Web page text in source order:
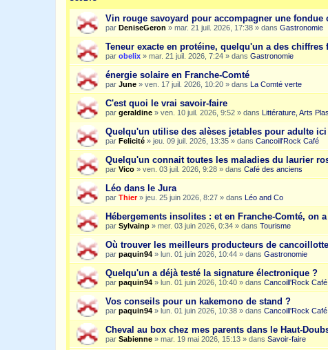
Vin rouge savoyard pour accompagner une fondue
par DeniseGeron » mar. 21 juil. 2026, 17:38 » dans Gastronomie
Teneur exacte en protéine, quelqu'un a des chiffres
par obelix » mar. 21 juil. 2026, 7:24 » dans Gastronomie
énergie solaire en Franche-Comté
par June » ven. 17 juil. 2026, 10:20 » dans La Comté verte
C'est quoi le vrai savoir-faire
par geraldine » ven. 10 juil. 2026, 9:52 » dans Littérature, Arts
Quelqu'un utilise des alèses jetables pour adulte
par Felicité » jeu. 09 juil. 2026, 13:35 » dans Cancoill'Rock Café
Quelqu'un connait toutes les maladies du laurier
par Vico » ven. 03 juil. 2026, 9:28 » dans Café des anciens
Léo dans le Jura
par Thier» jeu. 25 juin 2026, 8:27 » dans Léo and Co
Hébergements insolites : et en Franche-Comté, on
par Sylvainp » mer. 03 juin 2026, 0:34 » dans Tourisme
Où trouver les meilleurs producteurs de
par paquin94 » lun. 01 juin 2026, 10:44 » dans Gastronomie
Quelqu'un a déjà testé la signature électronique ?
par paquin94 » lun. 01 juin 2026, 10:40 » dans Cancoill'Rock Café
Vos conseils pour un kakemono de stand ?
par paquin94 » lun. 01 juin 2026, 10:38 » dans Cancoill'Rock Café
Cheval au box chez mes parents dans le Haut-
par Sabienne » mar. 19 mai 2026, 15:13 » dans Savoir-faire